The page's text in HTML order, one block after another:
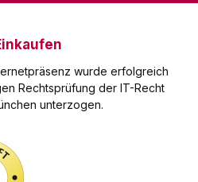
wurde erfolgreich
Rechtsprüfung der IT-Recht
unterzogen.